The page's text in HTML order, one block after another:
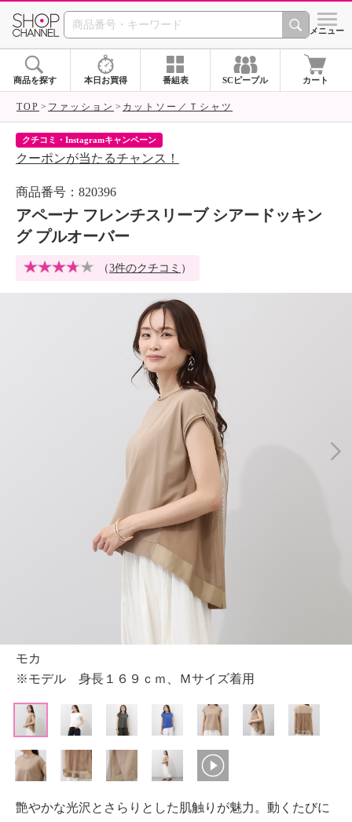
SHOP CHANNEL シメニュー
商品を探す 本日お買得 番組表 SCピープル カート
TOP ファッション カットソー／Ｔシャツ
クチコミ・Instagramキャンペーン
クーポンが当たるチャンス！
商品番号：820396
アペーナ フレンチスリーブ シアードッキン
グ プルオーバー
（3件のクチコミ ）
モカ
※モデル 身長１６９ｃｍ、Ｍサイズ着用
艶やかな光沢とさらりとした肌触りが魅力。動くたびに